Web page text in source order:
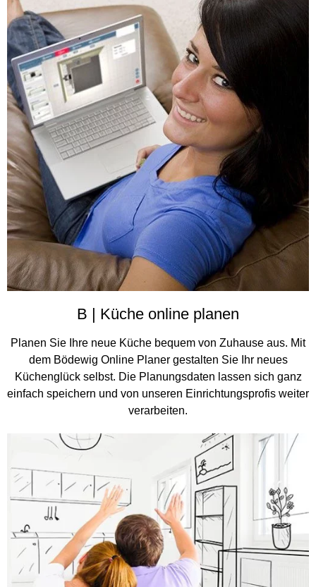
B | Küche online planen
Planen Sie Ihre neue Küche bequem von Zuhause aus. Mit
dem Bödewig Online Planer gestalten Sie Ihr neues
Küchenglück selbst. Die Planungsdaten lassen sich ganz
einfach speichern und von unseren Einrichtungsprofis weiter
verarbeiten.